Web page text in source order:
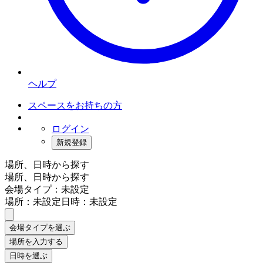
ヘルプ
スペースをお持ちの方
ログイン
新規登録
場所、日時から探す
場所、日時から探す
会場タイプ：未設定
場所：未設定日時：未設定
会場タイプを選ぶ
場所を入力する
日時を選ぶ